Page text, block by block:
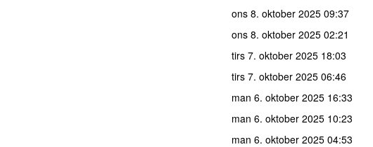
ons 8. oktober 2025 09:37
ons 8. oktober 2025 02:21
tirs 7. oktober 2025 18:03
tirs 7. oktober 2025 06:46
man 6. oktober 2025 16:33
man 6. oktober 2025 10:23
man 6. oktober 2025 04:53